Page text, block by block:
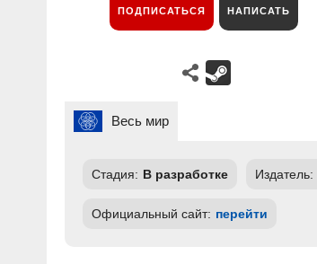
ПОДПИСАТЬСЯ НАПИСАТЬ
Весь мир
Стадия: В разработке Издатель:
Официальный сайт: перейти